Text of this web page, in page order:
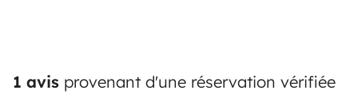
1 avis provenant d'une réservation vérifiée